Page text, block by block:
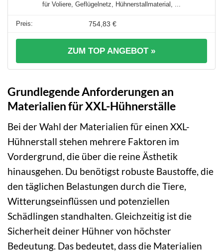
für Voliere, Geflügelnetz, Hühnerstallmaterial, ...
754,83 €
ZUM TOP ANGEBOT »
Grundlegende Anforderungen an
Materialien für XXL-Hühnerställe
Bei der Wahl der Materialien für einen XXL-
Hühnerstall stehen mehrere Faktoren im
Vordergrund, die über die reine Ästhetik
hinausgehen. Du benötigst robuste Baustoffe, die
den täglichen Belastungen durch die Tiere,
Witterungseinflüssen und potenziellen
Schädlingen standhalten. Gleichzeitig ist die
Sicherheit deiner Hühner von höchster
Bedeutung. Das bedeutet, dass die Materialien